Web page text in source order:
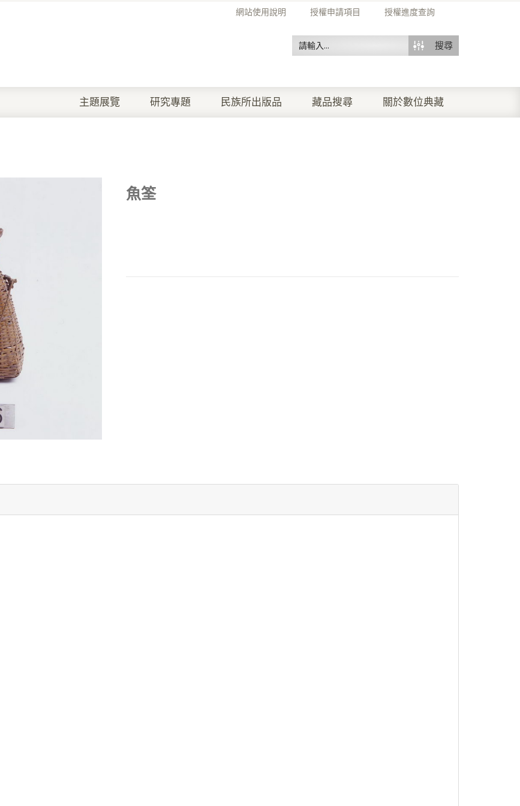
網站使用說明 授權申請項目 授權進度查詢
搜尋
主題展覽 研究專題 民族所出版品 藏品搜尋 關於數位典藏
魚筌